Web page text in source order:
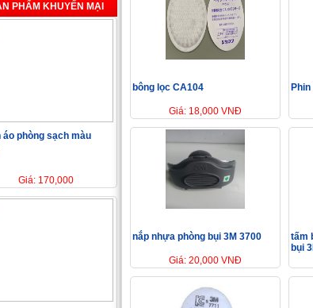
PHẨM KHUYẾN MẠI
áo phòng sạch màu
Giá: 170,000
bông lọc CA104
Giá: 18,000 VNĐ
nắp nhựa phòng bụi 3M 3700
Giá: 20,000 VNĐ
tấm
bụi